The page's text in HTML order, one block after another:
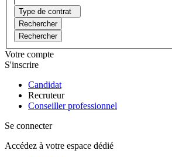
Type de contrat
Rechercher
Rechercher
Votre compte
S'inscrire
Candidat
Recruteur
Conseiller professionnel
Se connecter
Accédez à votre espace dédié